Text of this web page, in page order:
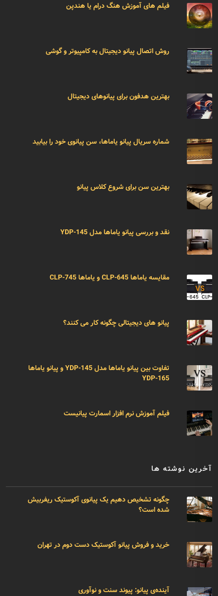
فیلم های آموزش هنگ درام یا هندپن
روش اتصال پیانو دیجیتال به کامپیوتر و گوشی
بهترین هدفون برای پیانوهای دیجیتال
شماره سریال پیانو یاماها، سن پیانوی خود را بیابید
بهترین سن برای شروع کلاس پیانو
نقد و بررسی پیانو یاماها مدل YDP-145
مقایسه یاماها CLP-645 و یاماها CLP-745
پیانو های دیجیتالی چگونه کار می کنند؟
تفاوت بین پیانو یاماها مدل YDP-145 و پیانو یاماها
YDP-165
فیلم آموزش نرم افزار اسمارت پیانیست
آخرین نوشته ها
چگونه تشخیص دهیم یک پیانوی آکوستیک ریفربیش
شده است؟
خرید و فروش پیانو آکوستیک دست دوم در تهران
آینده‌ی پیانو: پیوند سنت و نوآوری